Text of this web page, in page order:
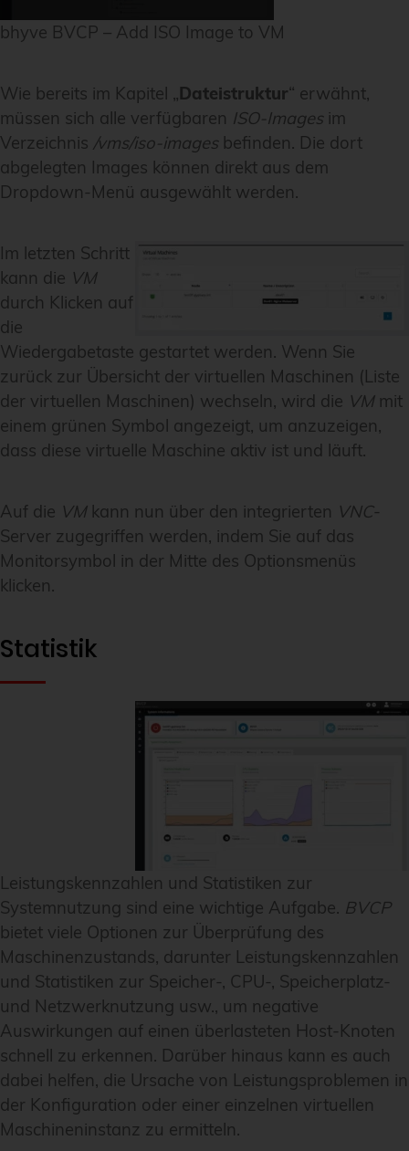
bhyve BVCP – Add ISO Image to VM
Wie bereits im Kapitel „Dateistruktur“ erwähnt,
müssen sich alle verfügbaren ISO-Images im
Verzeichnis /vms/iso-images befinden. Die dort
abgelegten Images können direkt aus dem
Dropdown-Menü ausgewählt werden.
Im letzten Schritt
kann die VM
durch Klicken auf
die
Wiedergabetaste gestartet werden. Wenn Sie
zurück zur Übersicht der virtuellen Maschinen (Liste
der virtuellen Maschinen) wechseln, wird die VMmit
einem grünen Symbol angezeigt, um anzuzeigen,
dass diese virtuelle Maschine aktiv ist und läuft.
Auf die VMkann nun über den integrierten VNC-
Server zugegriffen werden, indem Sie auf das
Monitorsymbol in der Mitte des Optionsmenüs
klicken.
Statistik
Leistungskennzahlen und Statistiken zur
Systemnutzung sind eine wichtige Aufgabe. BVCP
bietet viele Optionen zur Überprüfung des
Maschinenzustands, darunter Leistungskennzahlen
und Statistiken zur Speicher-, CPU-, Speicherplatz-
und Netzwerknutzung usw., um negative
Auswirkungen auf einen überlasteten Host-Knoten
schnell zu erkennen. Darüber hinaus kann es auch
dabei helfen, die Ursache von Leistungsproblemen in
der Konfiguration oder einer einzelnen virtuellen
Maschineninstanz zu ermitteln.